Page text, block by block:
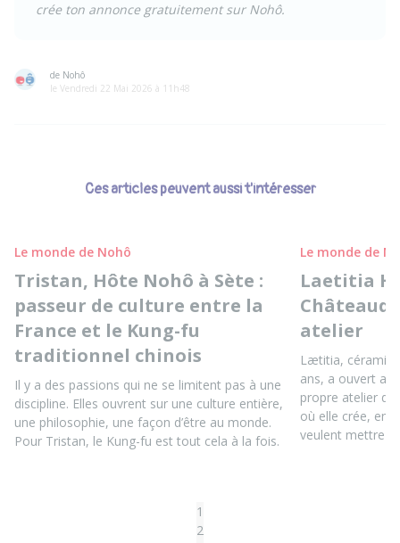
crée ton annonce gratuitement sur Nohô.
de Nohô
le Vendredi 22 Mai 2026 à 11h48
Ces articles peuvent aussi t'intéresser
Le monde de Nohô
Tristan, Hôte Nohô à Sète :
passeur de culture entre la
France et le Kung-fu
traditionnel chinois
Il y a des passions qui ne se limitent pas à une
discipline. Elles ouvrent sur une culture entière,
une philosophie, une façon d’être au monde.
Pour Tristan, le Kung-fu est tout cela à la fois.
Le monde de
Laetitia
atelier
Lætitia,
ans, a ouvert au
propre atelier
où elle crée,
veulent mettre
1
2